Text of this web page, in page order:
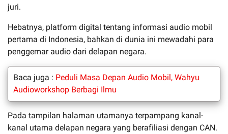
juri.
Hebatnya, platform digital tentang informasi audio mobil
pertama di Indonesia, bahkan di dunia ini mewadahi para
penggemar audio dari delapan negara.
Baca juga : Peduli Masa Depan Audio Mobil, Wahyu
Audioworkshop Berbagi Ilmu
Pada tampilan halaman utamanya terpampang kanal-
kanal utama delapan negara yang berafiliasi dengan CAN.